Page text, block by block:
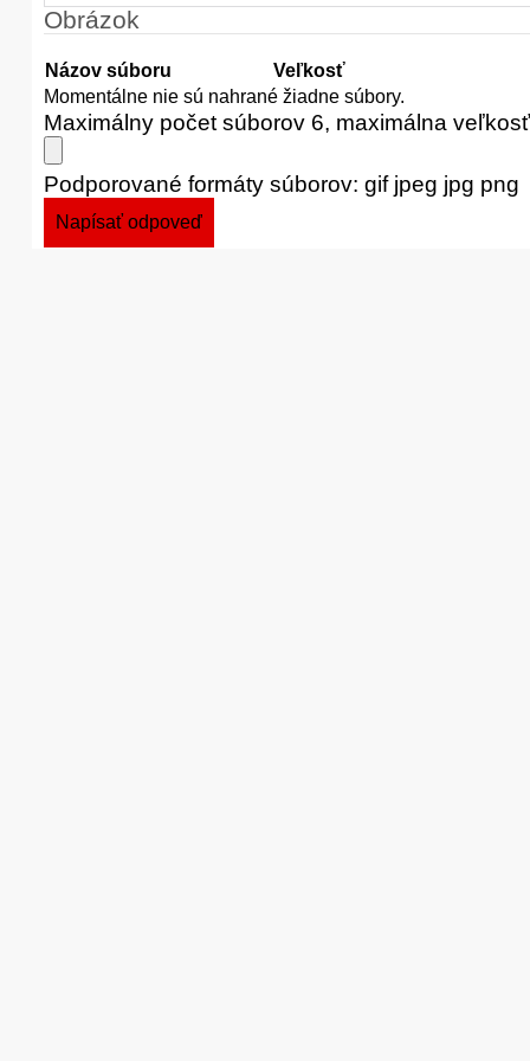
Obrázok
Názov súboru
Veľkosť
Momentálne nie sú nahrané žiadne súbory.
Maximálny počet súborov 6, maximálna
Podporované formáty súborov: gif jpeg jpg png